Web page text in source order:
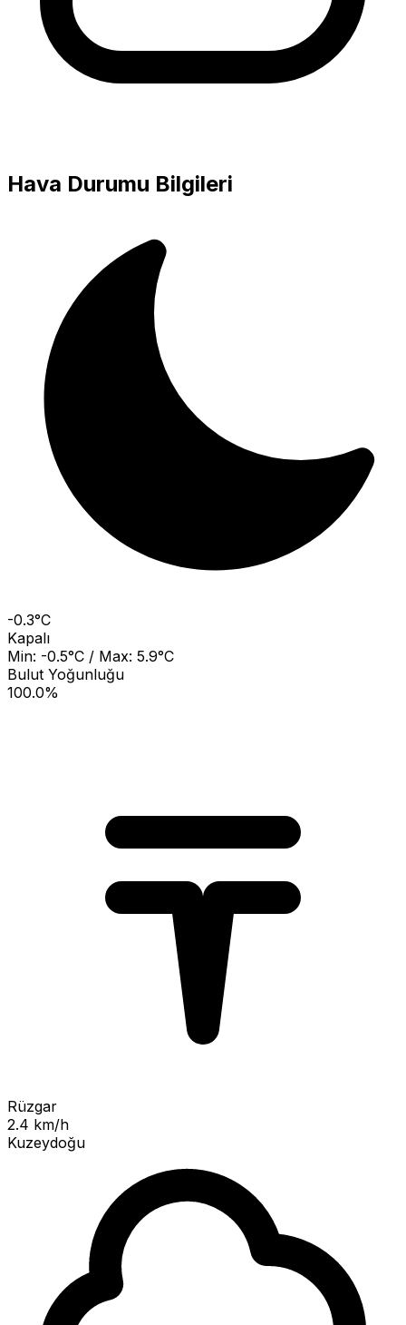
Hava Durumu Bilgileri
-0.3°C
Kapalı
Min: -0.5°C / Max: 5.9°C
Bulut Yoğunluğu
100.0%
Rüzgar
2.4 km/h
Kuzeydoğu